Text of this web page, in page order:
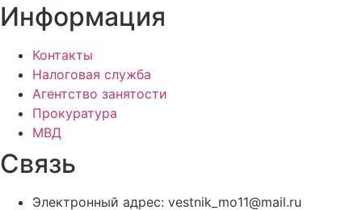
Информация
Контакты
Налоговая служба
Агентство занятости
Прокуратура
МВД
Связь
Электронный адрес: vestnik_mo11@mail.ru